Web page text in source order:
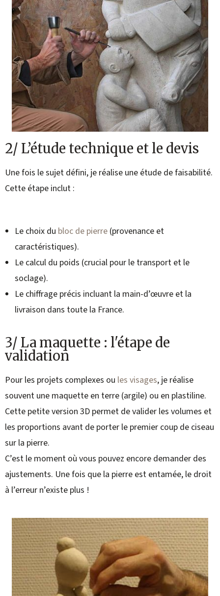
2/ L’étude technique et le devis
Une fois le sujet défini, je réalise une étude de faisabilité.
Cette étape inclut :
Le choix du bloc de pierre (provenance et
caractéristiques).
Le calcul du poids (crucial pour le transport et le
soclage).
Le chiffrage précis incluant la main-d’œuvre et la
livraison dans toute la France.
3/ La maquette : l'étape de
validation
Pour les projets complexes ou les visages, je réalise
souvent une maquette en terre (argile) ou en plastiline.
Cette petite version 3D permet de valider les volumes et
les proportions avant de porter le premier coup de ciseau
sur la pierre.
C’est le moment où vous pouvez encore demander des
ajustements. Une fois que la pierre est entamée, le droit
à l’erreur n’existe plus !